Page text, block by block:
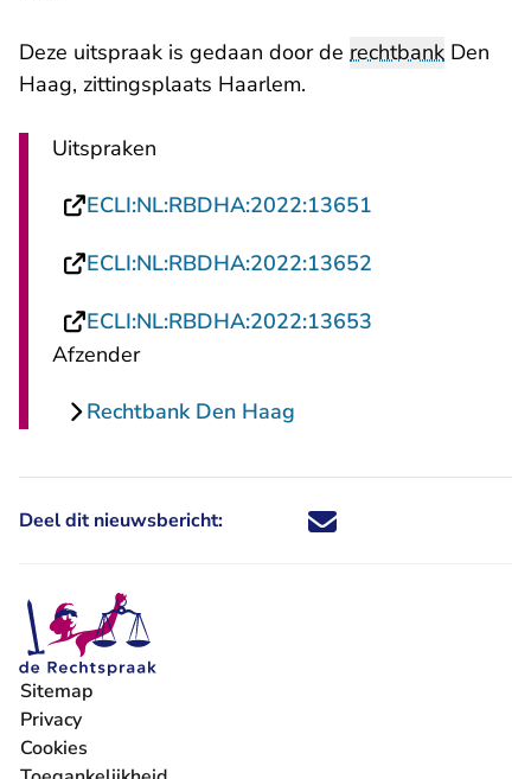
Deze uitspraak is gedaan door de rechtbank Den
Haag, zittingsplaats Haarlem.
Uitspraken
ECLI:NL:RBDHA:2022:13651
ECLI:NL:RBDHA:2022:13652
ECLI:NL:RBDHA:2022:13653
Afzender
Rechtbank Den Haag
Deel dit nieuwsbericht: Deel dit nieuwsbericht via X -
Deel dit nieuwsbericht via
Deel dit nieuwsbericht
Deel dit
Sitemap
Privacy
Cookies